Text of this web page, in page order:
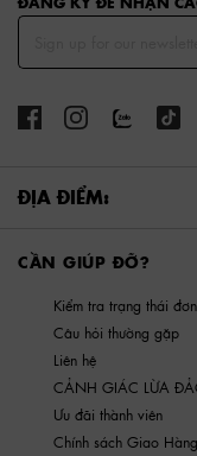
ĐỊA ĐIỂM:
CẦN GIÚP ĐỠ?
Kiểm tra trạng thái
Câu hỏi thường gặp
Liên hệ
CẢNH GIÁC LỪA
Ưu đãi thành viên
Chính sách Giao Hàng